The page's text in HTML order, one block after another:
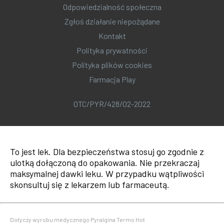
Odpowiedzialność społeczna
Zgłoś działanie niepożądane
Kontakt
Polityka prywatności
Polityka plików cookies
Farmacja Play
OTC/PYR/428/02-2022
To jest lek. Dla bezpieczeństwa stosuj go zgodnie z
ulotką dołączoną do opakowania. Nie przekraczaj
maksymalnej dawki leku. W przypadku wątpliwości
skonsultuj się z lekarzem lub farmaceutą.
Dotyczy wyrobu medycznego Pyralgina Termo Hot